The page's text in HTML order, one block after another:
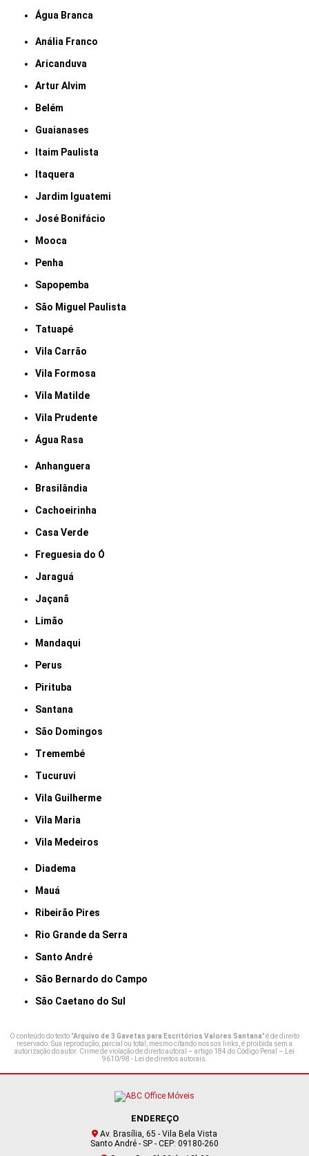
Água Branca
Anália Franco
Aricanduva
Artur Alvim
Belém
Guaianases
Itaim Paulista
Itaquera
Jardim Iguatemi
José Bonifácio
Mooca
Penha
Sapopemba
São Miguel Paulista
Tatuapé
Vila Carrão
Vila Formosa
Vila Matilde
Vila Prudente
Água Rasa
Anhanguera
Brasilândia
Cachoeirinha
Casa Verde
Freguesia do Ó
Jaraguá
Jaçanã
Limão
Mandaqui
Perus
Pirituba
Santana
São Domingos
Tremembé
Tucuruvi
Vila Guilherme
Vila Maria
Vila Medeiros
Diadema
Mauá
Ribeirão Pires
Rio Grande da Serra
Santo André
São Bernardo do Campo
São Caetano do Sul
O conteúdo do texto "Arquivo de 3 Gavetas para Escritórios Valores Santana" é de direito
reservado. Sua reprodução, parcial ou total, mesmo citando nossos links, é proibida sem a
autorização do autor. Crime de violação de direito autoral – artigo 184 do Código Penal – Lei
9610/98 - Lei de direitos autorais.
ENDEREÇO
Av. Brasília, 65 - Vila Bela Vista
Santo André - SP - CEP: 09180-260